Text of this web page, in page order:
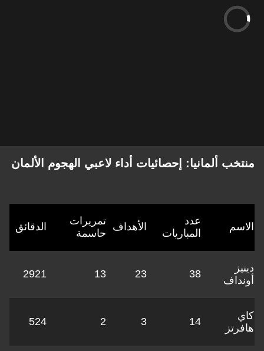
منتخب ألمانيا: إحصائيات أداء لاعبي الهجوم الألمان
الاسم
عدد
المباريات
الأهداف تمريرات
حاسمة
الدقائق
دينيز
أونداف
38
23
13
2921
كاي
هافرتز
14
3
2
524